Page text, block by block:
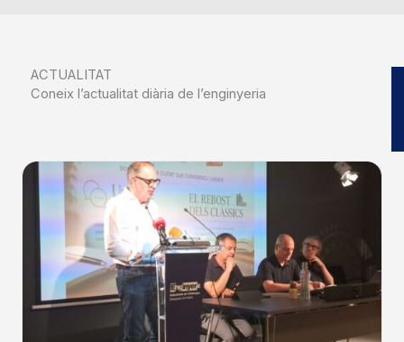
ACTUALITAT
Coneix l’actualitat diària de l’enginyeria